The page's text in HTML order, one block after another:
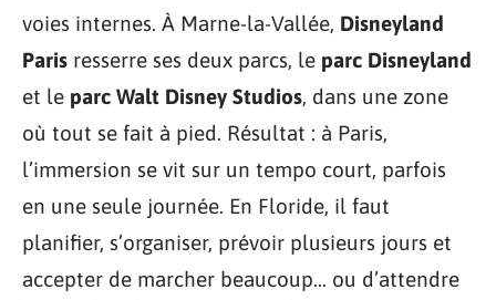
voies internes. À Marne-la-Vallée, Disneyland
Paris resserre ses deux parcs, le parc Disneyland
et le parc Walt Disney Studios, dans une zone
où tout se fait à pied. Résultat : à Paris,
l’immersion se vit sur un tempo court, parfois
en une seule journée. En Floride, il faut
planifier, s’organiser, prévoir plusieurs jours et
accepter de marcher beaucoup… ou d’attendre